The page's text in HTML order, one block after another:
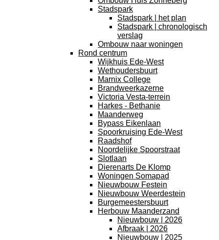
Stadspark
Stadspark | het plan
Stadspark | chronologisch
verslag
Ombouw naar woningen
Rond centrum
Wijkhuis Ede-West
Wethoudersbuurt
Marnix College
Brandweerkazerne
Victoria Vesta-terrein
Harkes - Bethanie
Maanderweg
Bypass Eikenlaan
Spoorkruising Ede-West
Raadshof
Noordelijke Spoorstraat
Slotlaan
Dierenarts De Klomp
Woningen Somapad
Nieuwbouw Festein
Nieuwbouw Weerdestein
Burgemeestersbuurt
Herbouw Maanderzand
Nieuwbouw | 2026
Afbraak | 2026
Nieuwbouw | 2025